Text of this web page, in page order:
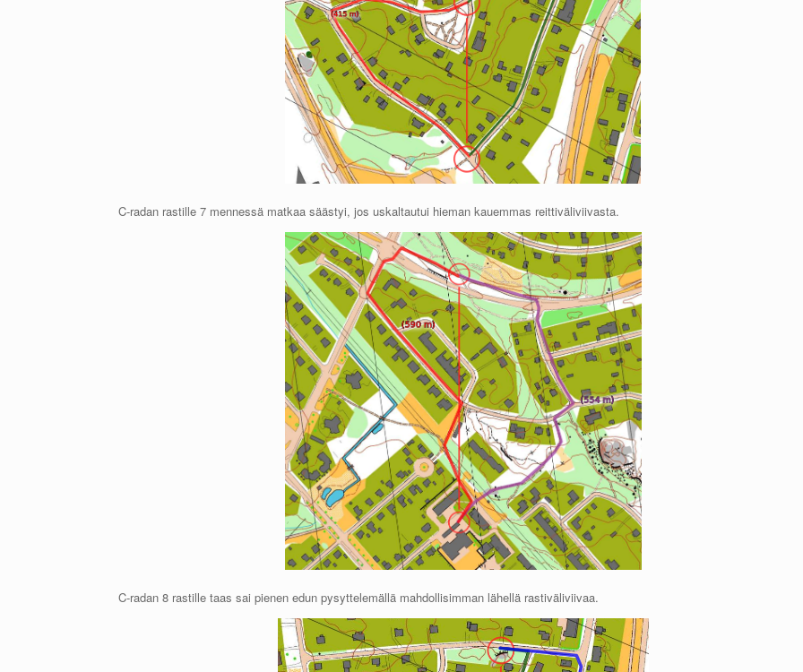
C-radan rastille 7 mennessä matkaa säästyi, jos uskaltautui hieman kauemmas reittiväliviivasta.
C-radan 8 rastille taas sai pienen edun pysyttelemällä mahdollisimman lähellä rastiväliviivaa.